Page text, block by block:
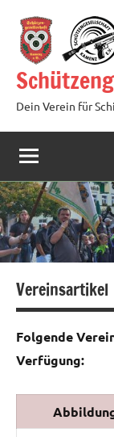
Inhalt
springen
Dein Verein für
Vereinsartikel
Folgende
Verfügung: